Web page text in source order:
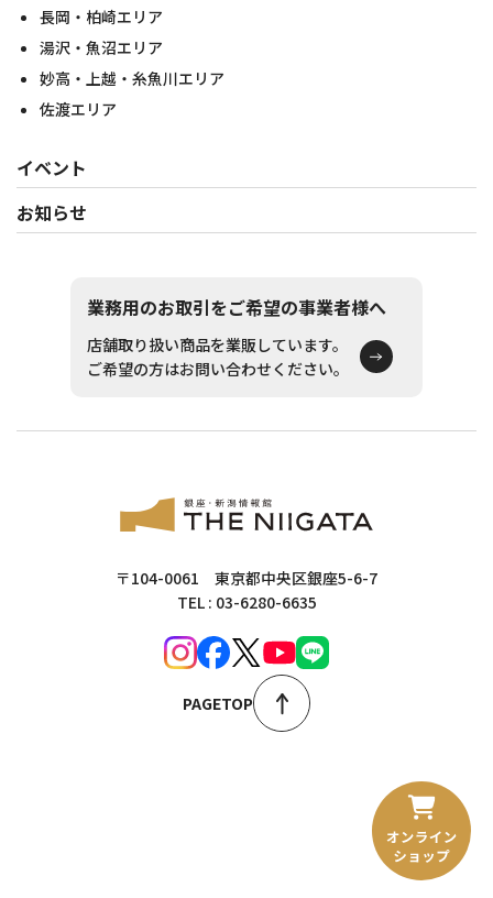
長岡・柏崎エリア
湯沢・魚沼エリア
妙高・上越・糸魚川エリア
佐渡エリア
イベント
お知らせ
業務用のお取引をご希望の事業者様へ
店舗取り扱い商品を業販しています。
ご希望の方はお問い合わせください。
〒104-0061 東京都中央区銀座5-6-7
TEL : 03-6280-6635
PAGETOP